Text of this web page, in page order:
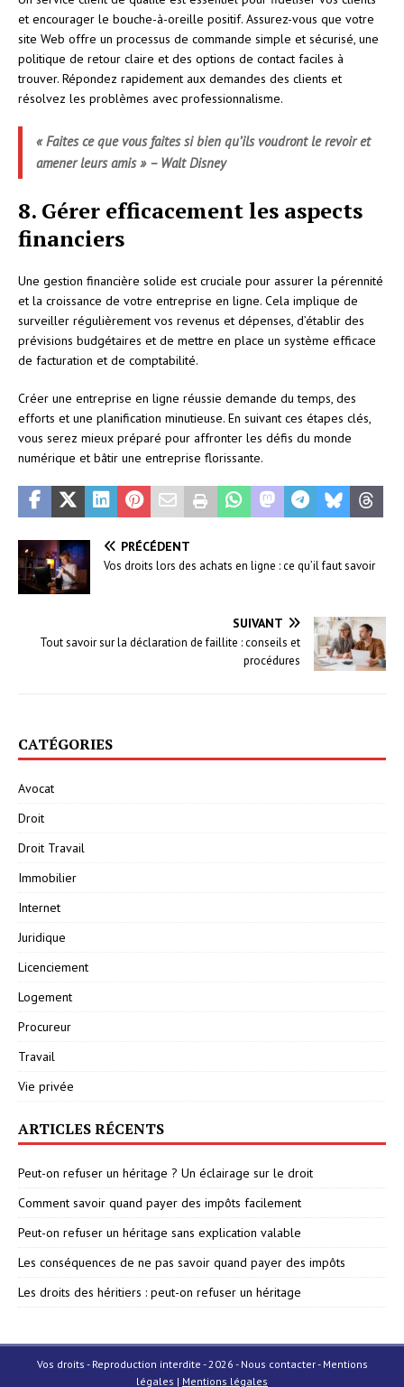
et encourager le bouche-à-oreille positif. Assurez-vous que votre
site Web offre un processus de commande simple et sécurisé, une
politique de retour claire et des options de contact faciles à
trouver. Répondez rapidement aux demandes des clients et
résolvez les problèmes avec professionnalisme.
« Faites ce que vous faites si bien qu’ils voudront le revoir et
amener leurs amis » – Walt Disney
8. Gérer efficacement les aspects
financiers
Une gestion financière solide est cruciale pour assurer la pérennité
et la croissance de votre entreprise en ligne. Cela implique de
surveiller régulièrement vos revenus et dépenses, d’établir des
prévisions budgétaires et de mettre en place un système efficace
de facturation et de comptabilité.
Créer une entreprise en ligne réussie demande du temps, des
efforts et une planification minutieuse. En suivant ces étapes clés,
vous serez mieux préparé pour affronter les défis du monde
numérique et bâtir une entreprise florissante.
PRÉCÉDENT
Vos droits lors des achats en ligne : ce qu’il faut savoir
SUIVANT
Tout savoir sur la déclaration de faillite : conseils et
procédures
CATÉGORIES
Avocat
Droit
Droit Travail
Immobilier
Internet
Juridique
Licenciement
Logement
Procureur
Travail
Vie privée
ARTICLES RÉCENTS
Peut-on refuser un héritage ? Un éclairage sur le droit
Comment savoir quand payer des impôts facilement
Peut-on refuser un héritage sans explication valable
Les conséquences de ne pas savoir quand payer des impôts
Les droits des héritiers : peut-on refuser un héritage
Vos droits - Reproduction interdite - 2026 - Nous contacter - Mentions
légales | Mentions légales